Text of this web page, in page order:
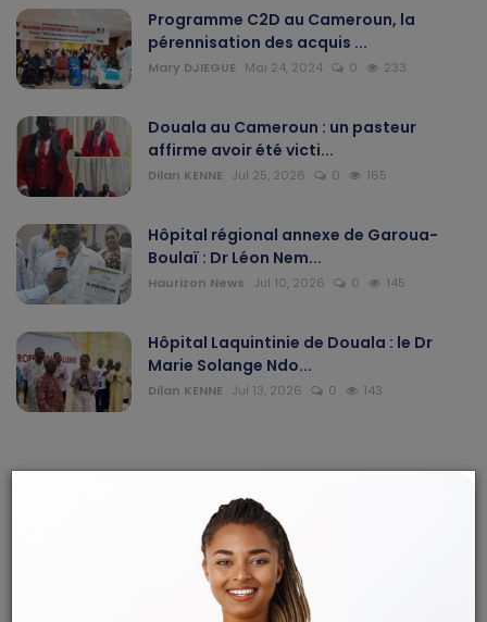
Éditorial
Langue
Programme C2D au Cameroun, la
pérennisation des acquis ...
Mary DJIEGUE Mai 24, 2024 0 233
Douala au Cameroun : un pasteur
affirme avoir été victi...
Dilan KENNE Jul 25, 2026 0 165
Hôpital régional annexe de Garoua-
Boulaï : Dr Léon Nem...
Haurizon News Jul 10, 2026 0 145
Hôpital Laquintinie de Douala : le Dr
Marie Solange Ndo...
Dilan KENNE Jul 13, 2026 0 143